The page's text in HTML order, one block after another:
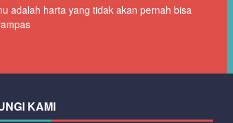
adalah harta yang tidak akan pernah bisa
KAMI